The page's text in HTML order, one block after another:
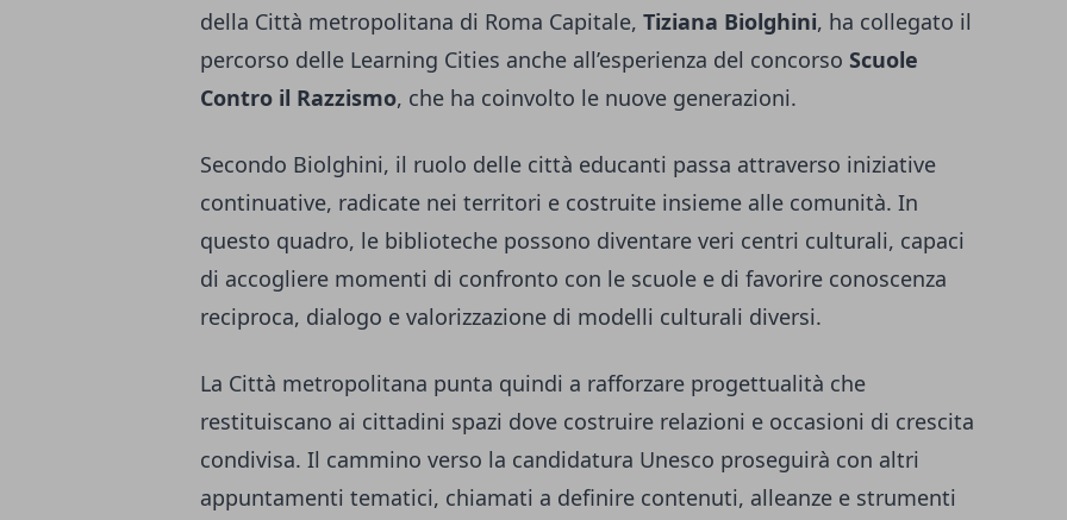
della Città metropolitana di Roma Capitale, Tiziana Biolghini, ha collegato il
percorso delle Learning Cities anche all’esperienza del concorso Scuole
Contro il Razzismo, che ha coinvolto le nuove generazioni.
Secondo Biolghini, il ruolo delle città educanti passa attraverso iniziative
continuative, radicate nei territori e costruite insieme alle comunità. In
questo quadro, le biblioteche possono diventare veri centri culturali, capaci
di accogliere momenti di confronto con le scuole e di favorire conoscenza
reciproca, dialogo e valorizzazione di modelli culturali diversi.
La Città metropolitana punta quindi a rafforzare progettualità che
restituiscano ai cittadini spazi dove costruire relazioni e occasioni di crescita
condivisa. Il cammino verso la candidatura Unesco proseguirà con altri
appuntamenti tematici, chiamati a definire contenuti, alleanze e strumenti